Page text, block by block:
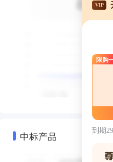
中标产品
VIP
限购
到期